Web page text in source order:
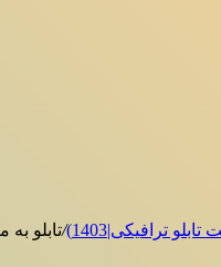
ترافیکی|1403) /تابلو